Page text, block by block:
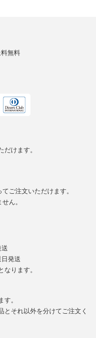
無料
けます。
ご注文いただけます。
ん。
発送
ります。
。
とそれ以外を分けてご注文く